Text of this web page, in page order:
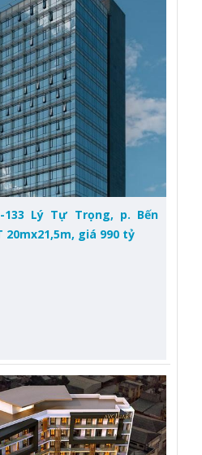
133 Lý Tự Trọng, p. Bến
20mx21,5m, giá 990 tỷ